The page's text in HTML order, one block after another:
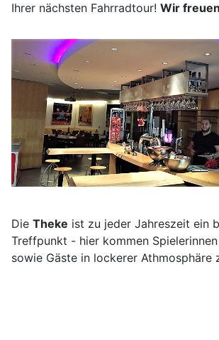
Ihrer nächsten Fahrradtour! Wir
Die Theke ist zu jeder Jahreszeit ein
Treffpunkt - hier kommen
sowie Gäste in lockerer Athmosphäre